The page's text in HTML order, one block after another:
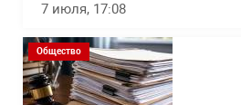
7 июля, 17:08
Общество